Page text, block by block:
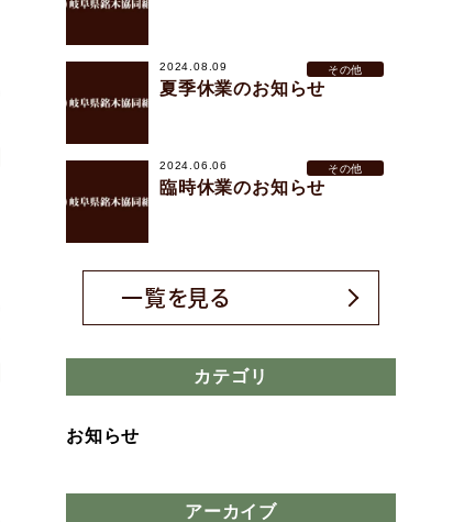
2024.08.09 その他
夏季休業のお知らせ
2024.06.06 その他
臨時休業のお知らせ
一覧を見る
カテゴリ
お知らせ
アーカイブ